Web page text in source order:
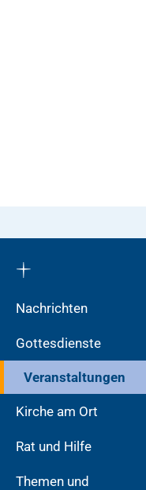
Nachrichten
Gottesdienste
Veranstaltungen
Kirche am Ort
Rat und Hilfe
Themen und